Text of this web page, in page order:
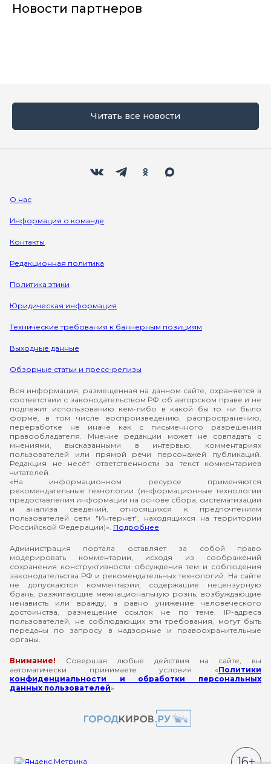
Новости партнеров
Читать все новости
О нас
Информация о команде
Контакты
Редакционная политика
Политика этики
Юридическая информация
Технические требования к баннерным позициям
Выходные данные
Обзорные статьи и пресс-релизы
Вся информация, размещенная на данном сайте, охраняется в
соответствии с законодательством РФ об авторском праве и не
подлежит использованию кем-либо в какой бы то ни было
форме, в том числе воспроизведению, распространению,
переработке не иначе как с письменного разрешения
правообладателя. Мнение редакции может не совпадать с
мнениями, высказанными в интервью, комментариях
пользователей или прямой речи персонажей публикаций.
Редакция не несёт ответственности за текст комментариев
читателей.
«На информационном ресурсе применяются
рекомендательные технологии (информационные технологии
предоставления информации на основе сбора, систематизации
и анализа сведений, относящихся к предпочтениям
пользователей сети "Интернет", находящихся на территории
Российской Федерации)». Подробнее
Администрация портала оставляет за собой право
модерировать комментарии, исходя из соображений
сохранения конструктивности обсуждения тем и соблюдения
законодательства РФ и рекомендательных технологий. На сайте
не допускаются комментарии, содержащие нецензурную
брань, разжигающие межнациональную рознь, возбуждающие
ненависть или вражду, а равно унижение человеческого
достоинства, размещение ссылок не по теме. IP-адреса
пользователей, не соблюдающих эти требования, могут быть
переданы по запросу в надзорные и правоохранительные
органы.
Внимание! Совершая любые действия на сайте, вы
автоматически принимаете условия «Политики
конфиденциальности и обработки персональных
данных пользователей»